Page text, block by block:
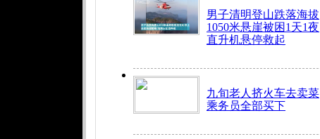
男子清明登山跌落海拔
1050米悬崖被困1天1夜
直升机悬停救起
九旬老人挤火车去卖菜
乘务员全部买下